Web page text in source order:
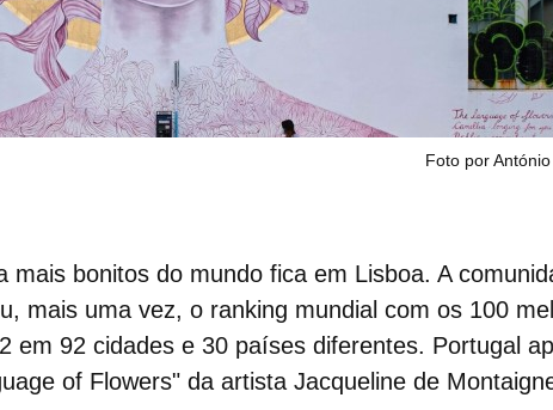
Foto por
mais bonitos do mundo fica em Lisboa. A
mais uma vez, o ranking mundial com os 100
em 92 cidades e 30 países diferentes. Portugal
of Flowers" da artista Jacqueline de